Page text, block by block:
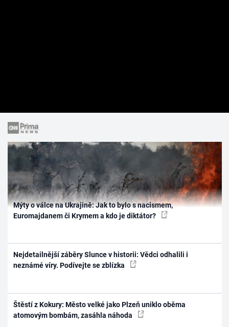
Mýty o válce na Ukrajině: Jak to bylo s nacismem,
Euromajdanem či Krymem a kdo je diktátor?
Nejdetailnější záběry Slunce v historii: Vědci odhalili i
neznámé víry. Podívejte se zblízka
Štěstí z Kokury: Město velké jako Plzeň uniklo oběma
atomovým bombám, zasáhla náhoda